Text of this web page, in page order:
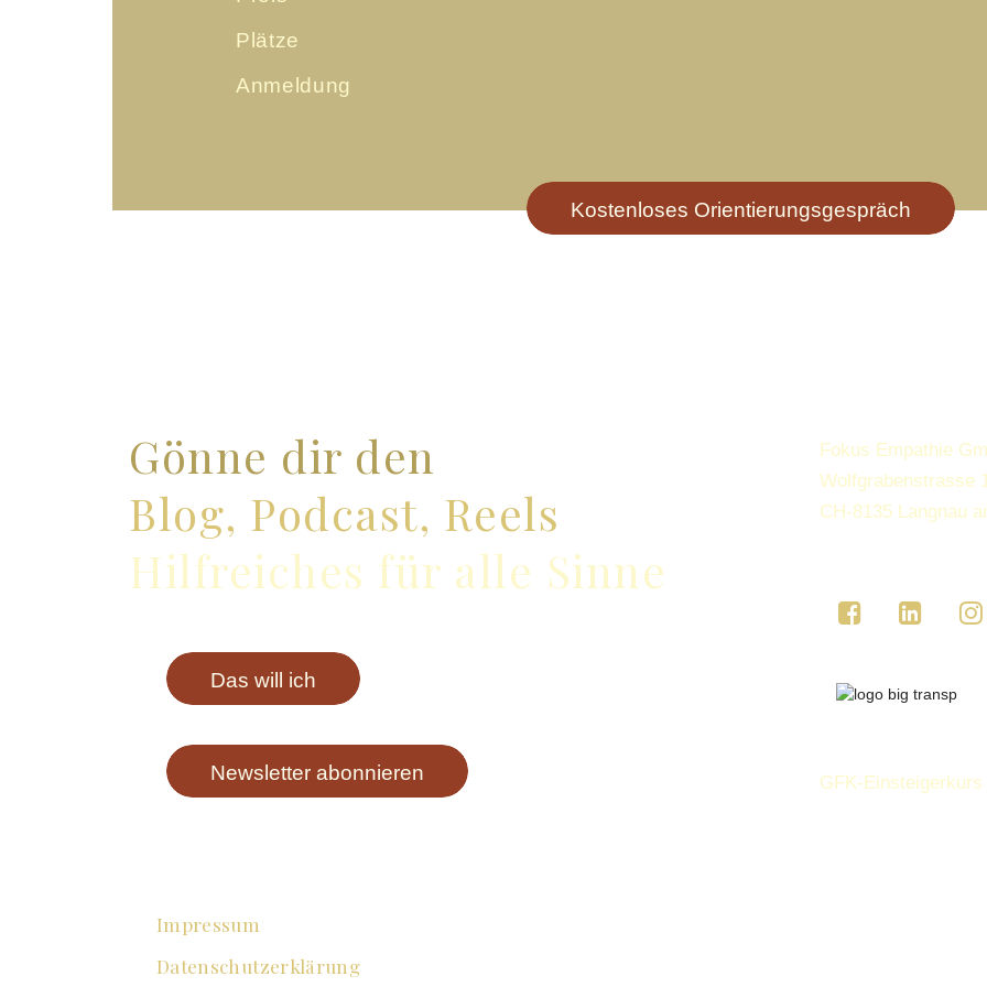
Plätze
Anmeldung
Kostenloses Orientierungsgespräch
Gönne dir den
Blog, Podcast, Reels
Hilfreiches für alle Sinne
Das will ich
Newsletter abonnieren
Fokus Empathie
Wolfgrabenstrasse
CH-8135 Langnau
GFK-Einsteigerkurs
Impressum
Datenschutzerklärung